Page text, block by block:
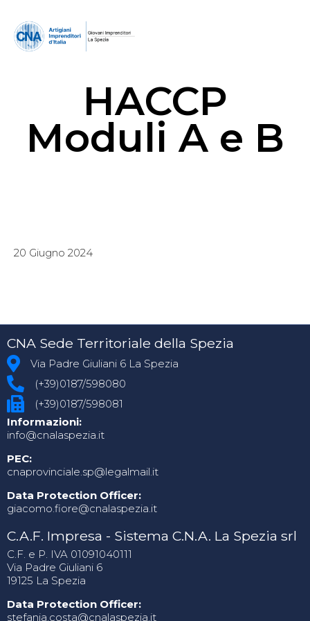
HACCP
Moduli A e B
20 Giugno 2024
CNA Sede Territoriale della Spezia
Via Padre Giuliani 6 La Spezia
(+39)0187/598080
(+39)0187/598081
Informazioni:
info@cnalaspezia.it
PEC:
cnaprovinciale.sp@legalmail.it
Data Protection Officer:
giacomo.fiore@cnalaspezia.it
C.A.F. Impresa - Sistema C.N.A. La Spezia srl
C.F. e P. IVA 01091040111
Via Padre Giuliani 6
19125 La Spezia
Data Protection Officer:
stefania.costa@cnalaspezia.it